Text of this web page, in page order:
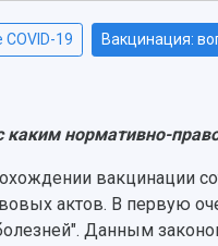
19 Вакцинация:
каким нормативно-
вакцинации
актов. В первую
Данным